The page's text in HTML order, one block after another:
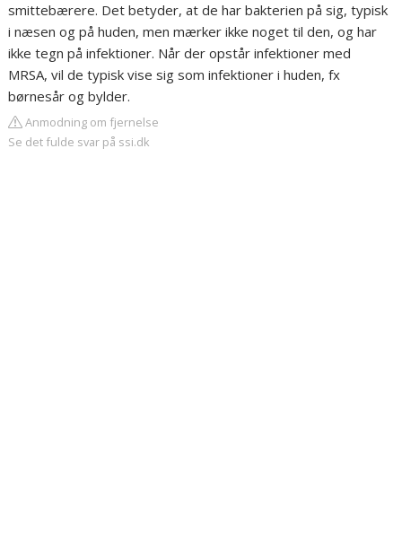
smittebærere. Det betyder, at de har bakterien på sig, typisk
i næsen og på huden, men mærker ikke noget til den, og har
ikke tegn på infektioner. Når der opstår infektioner med
MRSA, vil de typisk vise sig som infektioner i huden, fx
børnesår og bylder.
Anmodning om fjernelse
Se det fulde svar på ssi.dk